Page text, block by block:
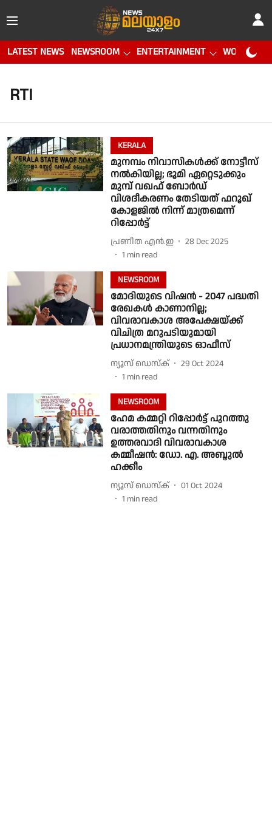
LATEST NEWS NEWSROOM ENTERTAINMENT WORLD CUP
RTI
KERALA
മുനമ്പം നിവാസികൾക്ക് നോട്ടീസ്
നൽകിയില്ല; ഭൂമി ഏറ്റെടുക്കും
മുമ്പ് വഖഫ് ബോർഡ്
വിശദീകരണം തേടിയത് ഫറൂഖ്
കോളജിൽ നിന്ന് മാത്രമെന്ന്
റിപ്പോർട്ട്
പ്രണീത എന്‍.ഇ
28 Dec 2025
1 min read
NEWSROOM
മോദിയുടെ വിഷൻ - 2047 പദ്ധതി
രേഖകൾ കാണാനില്ല;
വിവരാവകാശ അപേക്ഷയ്ക്ക്
വിചിത്ര മറുപടിയുമായി
പ്രധാനമന്ത്രിയുടെ ഓഫീസ്
ന്യൂസ് ഡെസ്ക്
29 Oct 2024
1 min read
NEWSROOM
ഹേമ കമ്മറ്റി റിപ്പോർട്ട് പുറത്തു
വരാത്തതിനും വന്നതിനും
ഉത്തരവാദി വിവരാവകാശ
കമ്മീഷൻ: ഡോ. എ. അബ്ദുൽ
ഹക്കീം
ന്യൂസ് ഡെസ്ക്
01 Oct 2024
1 min read